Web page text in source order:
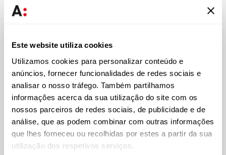
Este website utiliza cookies
Utilizamos cookies para personalizar conteúdo e
anúncios, fornecer funcionalidades de redes sociais e
analisar o nosso tráfego. Também partilhamos
informações acerca da sua utilização do site com os
nossos parceiros de redes sociais, de publicidade e de
análise, que as podem combinar com outras informações
que lhes forneceu ou recolhidas por estes a partir da sua
utilização dos respetivos serviços.
28 JUL 2026
do novo pacote farmacêutico europeu